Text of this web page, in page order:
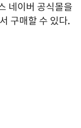
네이버 공식몰을
구매할 수 있다.